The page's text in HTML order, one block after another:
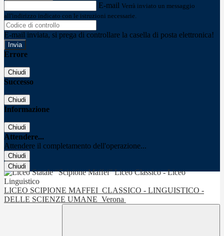
E-mail Verrà inviato un messaggio
all'indirizzo indicato con le istruzioni necessarie.
E-mail inviata, si prega di controllare la casella di posta elettronica!
Errore
Chiudi
Successo
Chiudi
Informazione
Chiudi
Attendere...
Attendere il completamento dell'operazione...
Chiudi
Chiudi
LICEO SCIPIONE MAFFEI CLASSICO - LINGUISTICO -
DELLE SCIENZE UMANE Verona